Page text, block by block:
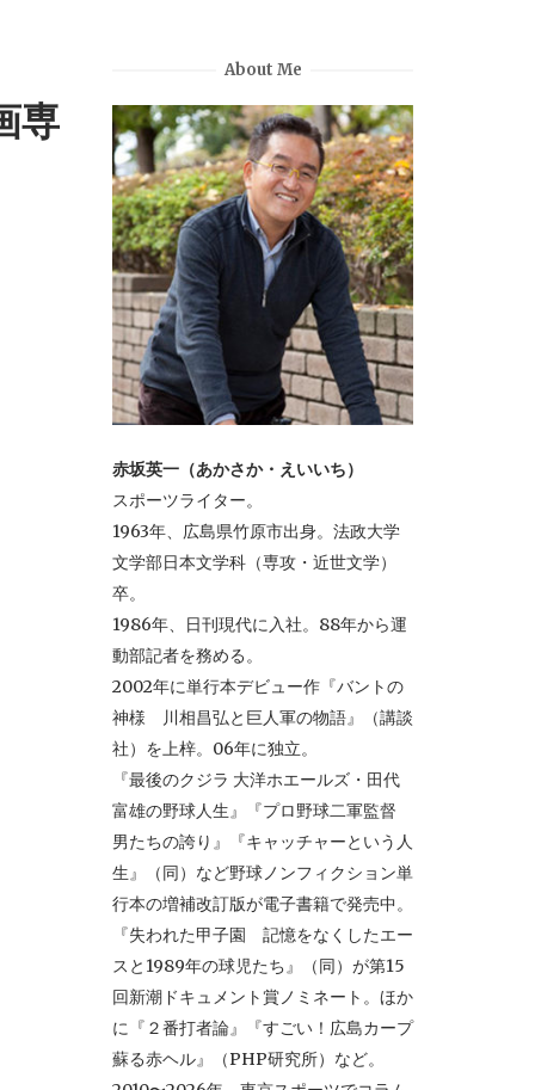
専
About Me
赤坂英一（あかさか・えいいち）
スポーツライター。
1963年、広島県竹原市出身。法政大学
文学部日本文学科（専攻・近世文学）
卒。
1986年、日刊現代に入社。88年から運
動部記者を務める。
2002年に単行本デビュー作『バントの
神様 川相昌弘と巨人軍の物語』（講談
社）を上梓。06年に独立。
『最後のクジラ 大洋ホエールズ・田代
富雄の野球人生』『プロ野球二軍監督
男たちの誇り』『キャッチャーという人
生』（同）など野球ノンフィクション単
行本の増補改訂版が電子書籍で発売中。
『失われた甲子園 記憶をなくしたエー
スと1989年の球児たち』（同）が第15
回新潮ドキュメント賞ノミネート。ほか
に『２番打者論』『すごい！広島カープ
蘇る赤ヘル』（PHP研究所）など。